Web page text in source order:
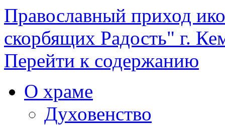
Православный приход
скорбящих Радость" г.
Перейти к содержанию
О храме
Духовенство